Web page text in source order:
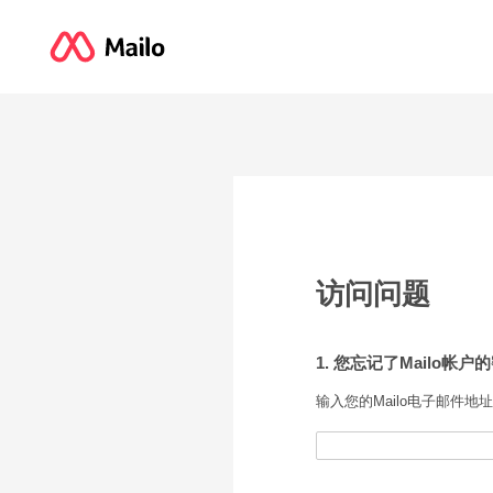
访问问题
1. 您忘记了Mailo帐户
输入您的Mailo电子邮件地